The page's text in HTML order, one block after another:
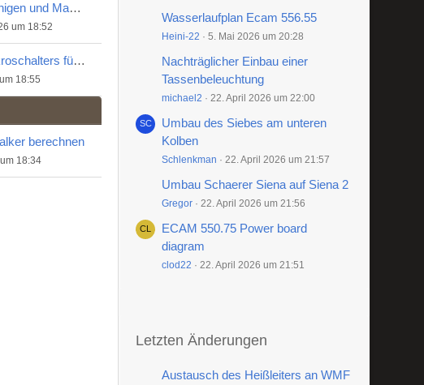
QickMill Apollo Reinigen und Mahlgradoptimierung
um 18:52
Austausch des Mikroschalters für den Timer an einer K3 touch
18:55
berechnen
18:34
Wasserlaufplan Ecam 556.55
Heini-22 5. Mai 2026 um 20:28
Nachträglicher Einbau einer
Tassenbeleuchtung
michael2 22. April 2026 um 22:00
Umbau des Siebes am unteren
Kolben
Schlenkman 22. April 2026 um 21:57
Umbau Schaerer Siena auf Siena 2
Gregor 22. April 2026 um 21:56
ECAM 550.75 Power board
diagram
clod22 22. April 2026 um 21:51
Letzten Änderungen
Austausch des Heißleiters an WMF